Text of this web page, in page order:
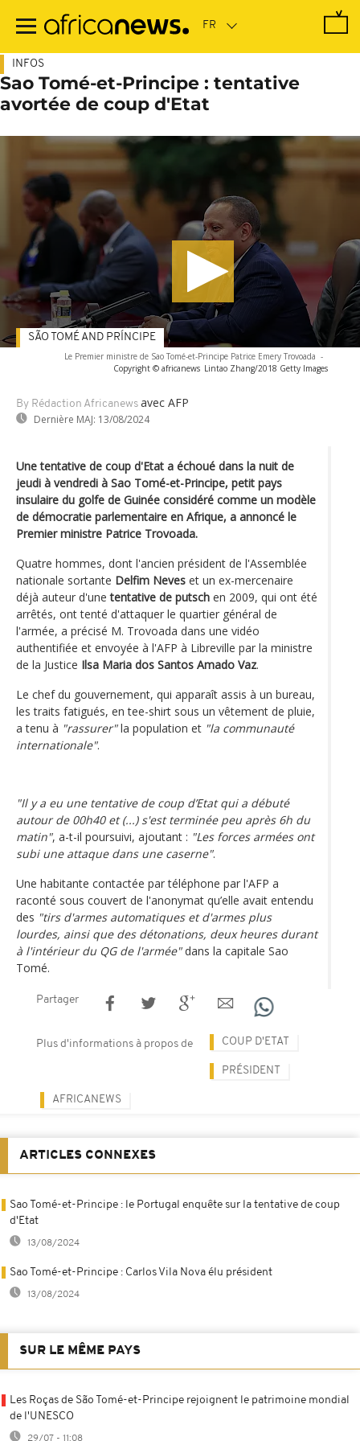
contenu
INFOS
Sao Tomé-et-Principe : tentative
avortée de coup d'Etat
Le Premier ministre de Sao Tomé-et-Principe Patrice Emery Trovoada -
Copyright © africanews Lintao Zhang/2018 Getty Images
By Rédaction Africanews avec AFP
Dernière MAJ: 13/08/2024
SÃO TOMÉ AND PRÍNCIPE
Une tentative de coup d'Etat a échoué dans la nuit de
jeudi à vendredi à Sao Tomé-et-Principe, petit pays
insulaire du golfe de Guinée considéré comme un modèle
de démocratie parlementaire en Afrique, a annoncé le
Premier ministre Patrice Trovoada.
Quatre hommes, dont l'ancien président de l'Assemblée
nationale sortante Delfim Neves et un ex-mercenaire
déjà auteur d'unetentative de putsch en 2009, qui ont été
arrêtés, ont tenté d'attaquer le quartier général de
l'armée, a précisé M. Trovoada dans une vidéo
authentifiée et envoyée à l'AFP à Libreville par la ministre
de la Justice Ilsa Maria dos Santos Amado Vaz.
Le chef du gouvernement, qui apparaît assis à un bureau,
les traits fatigués, en tee-shirt sous un vêtement de pluie,
a tenu à "rassurer"la population et "la communauté
internationale".
"Il y a eu une tentative de coup d’Etat qui a débuté
autour de 00h40 et (...) s'est terminée peu après 6h du
matin", a-t-il poursuivi, ajoutant : "Les forces armées ont
subi une attaque dans une caserne".
Une habitante contactée par téléphone par l'AFP a
raconté sous couvert de l'anonymat qu’elle avait entendu
des "tirs d'armes automatiques et d'armes plus
lourdes, ainsi que des détonations, deux heures durant
à l'intérieur du QG de l'armée"dans la capitale Sao
Tomé.
Partager
Plus d'informations à propos de COUP D'ETAT
PRÉSIDENT
AFRICANEWS
ARTICLES CONNEXES
Sao Tomé-et-Principe : le Portugal enquête sur la tentative de coup
d'Etat
13/08/2024
Sao Tomé-et-Principe : Carlos Vila Nova élu président
13/08/2024
SUR LE MÊME PAYS
Les Roças de São Tomé-et-Principe rejoignent le patrimoine mondial
de l'UNESCO
29/07 - 11:08